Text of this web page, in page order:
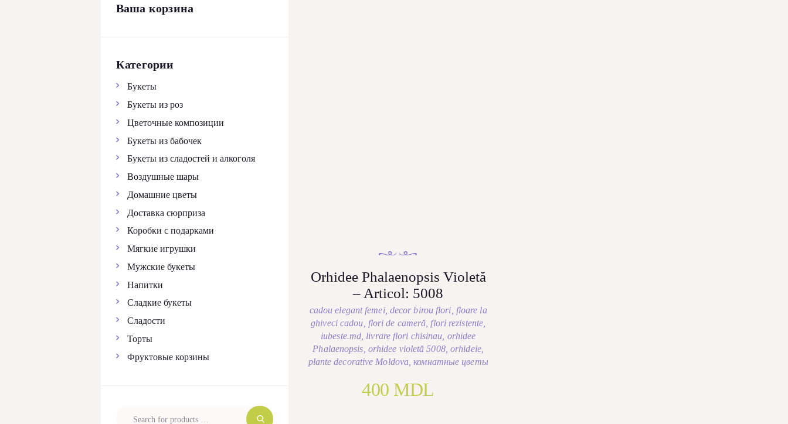
КОНТАКТЫ
Orhidee Phalaenopsis Violetă
– Articol: 5008
cadou elegant femei, decor birou flori floare la
ghiveci cadou flori de cameră flori rezistente
iubeste.md livrare flori chisinau orhidee
Phalaenopsis orhidee violetă 5008, orhideie,
plante decorative Moldova ,комнатные цветы
400 MDL
Ваша корзина
Категории
Букеты
Букеты из роз
Цветочные композиции
Букеты из бабочек
Букеты из сладостей и алкоголя
Воздушные шары
Домашние цветы
Доставка сюрприза
Коробки с подарками
Мягкие игрушки
Мужские букеты
Напитки
Сладкие букеты
Сладости
Торты
Фруктовые корзины